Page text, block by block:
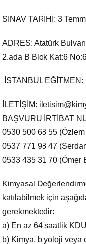
SINAV TARİHİ: 3
ADRES: Atatürk
2.ada B Blok Kat:6
İSTANBUL
İLETİŞİM:
BAŞVURU İRTİBAT
0530 500 68 55
0537 771 98 47
0533 435 31 70 (Ömer
Kimyasal
katılabilmek için
gerekmektedir:
a) En az 64 saatlik
b) Kimya, biyoloji veya